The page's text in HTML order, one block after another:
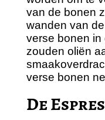
van de bonen
wanden van
verse bonen in
zouden oliën
verse bonen
De